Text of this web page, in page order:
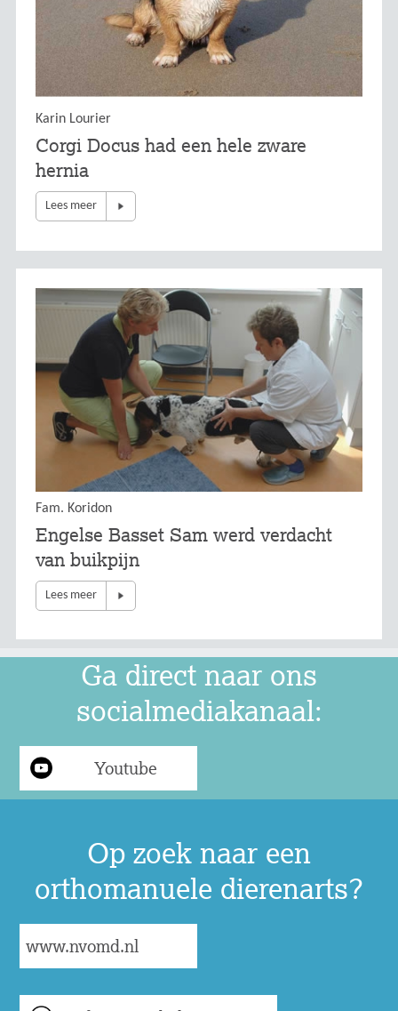
Karin Lourier
Corgi Docus had een hele zware
hernia
Lees meer
Fam. Koridon
Engelse Basset Sam werd verdacht
van buikpijn
Lees meer
Ga direct naar ons
socialmediakanaal:
Youtube
Op zoek naar een
orthomanuele dierenarts?
www.nvomd.nl